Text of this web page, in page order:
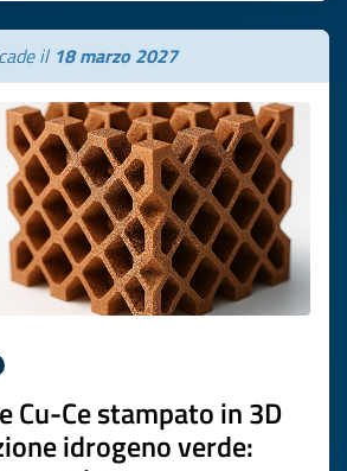
il 18 marzo 2027
Cu-Ce stampato in 3D
idrogeno verde: